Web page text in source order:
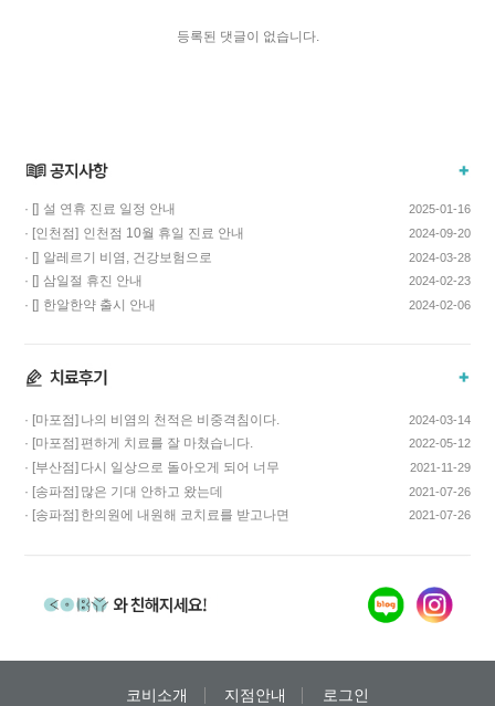
등록된 댓글이 없습니다.
· [] 설 연휴 진료 일정 안내 2025-01-16
· [인천점] 인천점 10월 휴일 진료 안내 2024-09-20
· [] 알레르기 비염, 건강보험으로
치료하고 비용…
2024-03-28
· [] 삼일절 휴진 안내 2024-02-23
· [] 한알한약 출시 안내 2024-02-06
· [마포점] 나의 비염의 천적은 비중격침이다. 2024-03-14
· [마포점] 편하게 치료를 잘 마쳤습니다. 2022-05-12
· [부산점] 다시 일상으로 돌아오게 되어 너무
기쁩니다…
2021-11-29
· [송파점] 많은 기대 안하고 왔는데
코스요리처럼 이어…
2021-07-26
· [송파점] 한의원에 내원해 코치료를 받고나면
2021-07-26
코비소개 지점안내 로그인